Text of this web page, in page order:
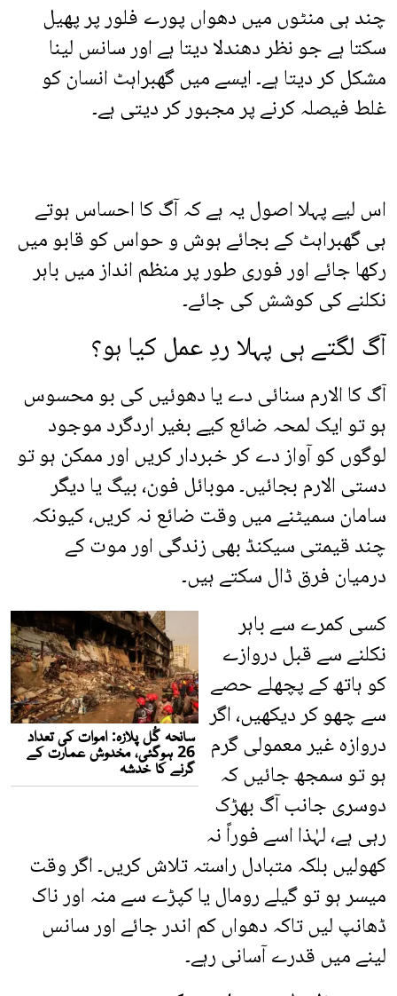
چند ہی منٹوں میں دھواں پورے فلور پر پھیل
سکتا ہے جو نظر دھندلا دیتا ہے اور سانس لینا
مشکل کر دیتا ہے۔ ایسے میں گھبراہٹ انسان کو
غلط فیصلہ کرنے پر مجبور کر دیتی ہے۔
اس لیے پہلا اصول یہ ہے کہ آگ کا احساس ہوتے
ہی گھبراہٹ کے بجائے ہوش و حواس کو قابو میں
رکھا جائے اور فوری طور پر منظم انداز میں باہر
نکلنے کی کوشش کی جائے۔
آگ لگتے ہی پہلا ردِ عمل کیا ہو؟
آگ کا الارم سنائی دے یا دھوئیں کی بو محسوس
ہو تو ایک لمحہ ضائع کیے بغیر اردگرد موجود
لوگوں کو آواز دے کر خبردار کریں اور ممکن ہو تو
دستی الارم بجائیں۔ موبائل فون، بیگ یا دیگر
سامان سمیٹنے میں وقت ضائع نہ کریں، کیونکہ
چند قیمتی سیکنڈ بھی زندگی اور موت کے
درمیان فرق ڈال سکتے ہیں۔
کسی کمرے سے باہر
نکلنے سے قبل دروازے
کو ہاتھ کے پچھلے حصے
سے چھو کر دیکھیں، اگر
دروازہ غیر معمولی گرم
ہو تو سمجھ جائیں کہ
دوسری جانب آگ بھڑک
رہی ہے، لہٰذا اسے فوراً نہ
کھولیں بلکہ متبادل راستہ تلاش کریں۔ اگر وقت
میسر ہو تو گیلے رومال یا کپڑے سے منہ اور ناک
ڈھانپ لیں تاکہ دھواں کم اندر جائے اور سانس
لینے میں قدرے آسانی رہے۔